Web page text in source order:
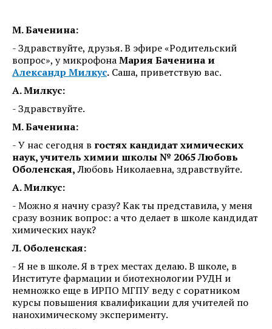
М. Баченина:
- Здравствуйте, друзья. В эфире «Родительский
вопрос», у микрофонаМария Баченина и
Александр Милкус. Саша, приветствую вас.
А. Милкус:
- Здравствуйте.
М. Баченина:
- У нас сегодня в гостях кандидат химических
наук, учитель химии школы № 2065 Любовь
Оболенская,Любовь Николаевна, здравствуйте.
А. Милкус:
- Можно я начну сразу? Как ты представила, у меня
сразу возник вопрос: а что делает в школе кандидат
химических наук?
Л. Оболенская:
- Я не в школе. Я в трех местах делаю. В школе, в
Институте фармации и биотехнологии РУДН и
немножко еще в ИРПО МГПУ веду с соратником
курсы повышения квалификации для учителей по
нанохимическому эксперименту.